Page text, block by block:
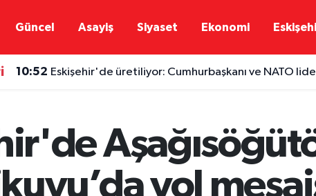
Güncel Asayiş Siyaset Ekonomi
10:52 Eskişehir'de üretiliyor: Cumhurbaşkanı ve NATO
yol
ve Fikstür